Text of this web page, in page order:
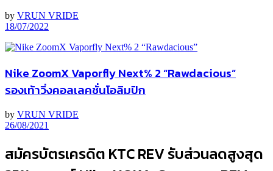
by VRUN VRIDE
18/07/2022
Nike ZoomX Vaporfly Next% 2 “Rawdacious”
รองเท้าวิ่งคอลเลคชั่นโอลิมปิก
by VRUN VRIDE
26/08/2021
สมัครบัตรเครดิต KTC REV รับส่วนลดสูงสุด